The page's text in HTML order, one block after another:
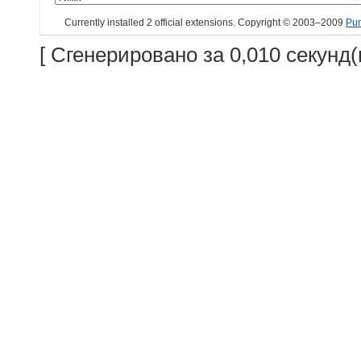
Currently installed 2 official extensions. Copyright © 2003–2009
[ Сгенерировано за 0,010